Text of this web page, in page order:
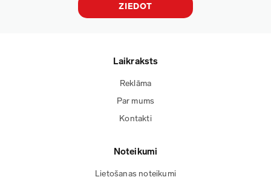
ZIEDOT
Laikraksts
Reklāma
Par mums
Kontakti
Noteikumi
Lietošanas noteikumi